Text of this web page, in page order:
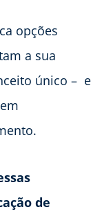
opções
a sua
único – e
de